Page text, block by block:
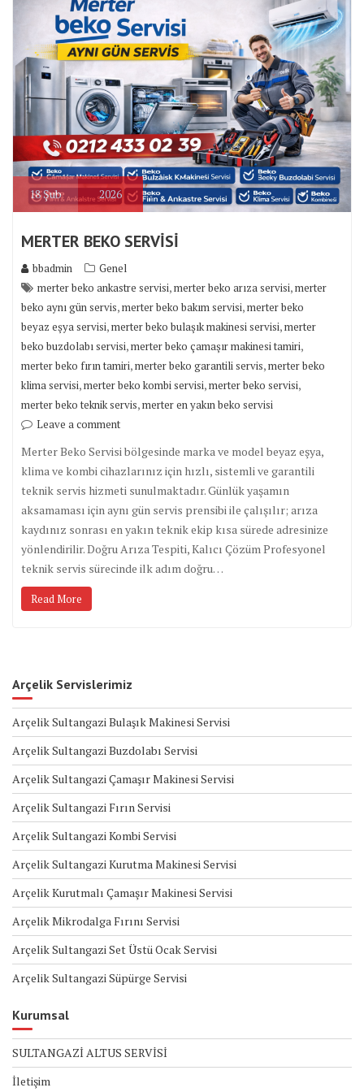
18Şub 2026
MERTER BEKO SERVİSİ
bbadmin
Genel
merter beko ankastre servisi,merter beko arıza servisi,merter
beko aynı gün servis,merter beko bakım servisi,merter beko
beyaz eşya servisi,merter beko bulaşık makinesi servisi,merter
beko buzdolabı servisi,merter beko çamaşır makinesi tamiri,
merter beko fırın tamiri,merter beko garantili servis,merter beko
klima servisi,merter beko kombi servisi,merter beko servisi,
merter beko teknik servis,merter en yakın beko servisi
Leave a comment
Merter Beko Servisi bölgesinde marka ve model beyaz eşya,
klima ve kombi cihazlarınız için hızlı, sistemli ve garantili
teknik servis hizmeti sunulmaktadır. Günlük yaşamın
aksamaması için aynı gün servis prensibi ile çalışılır; arıza
kaydınız sonrası en yakın teknik ekip kısa sürede adresinize
yönlendirilir. Doğru Arıza Tespiti, Kalıcı Çözüm Profesyonel
teknik servis sürecinde ilk adım doğru…
Read More
Arçelik Servislerimiz
Arçelik Sultangazi Bulaşık Makinesi Servisi
Arçelik Sultangazi Buzdolabı Servisi
Arçelik Sultangazi Çamaşır Makinesi Servisi
Arçelik Sultangazi Fırın Servisi
Arçelik Sultangazi Kombi Servisi
Arçelik Sultangazi Kurutma Makinesi Servisi
Arçelik Kurutmalı Çamaşır Makinesi Servisi
Arçelik Mikrodalga Fırını Servisi
Arçelik Sultangazi Set Üstü Ocak Servisi
Arçelik Sultangazi Süpürge Servisi
Kurumsal
SULTANGAZİ ALTUS SERVİSİ
İletişim